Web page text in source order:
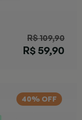
R$ 109,90
R$ 59,90
40% OFF